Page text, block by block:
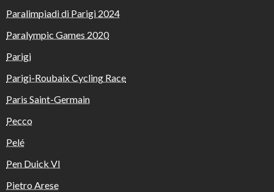
Paralimpiadi di Parigi 2024
Paralympic Games 2020
Parigi
Parigi-Roubaix Cycling Race
Paris Saint-Germain
Pecco
Pelé
Pen Duick VI
Pietro Arese